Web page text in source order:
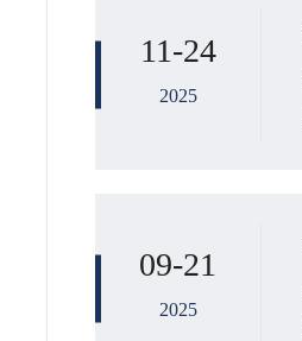
11-24
2025
09-21
2025